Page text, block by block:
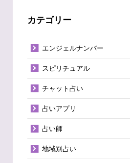
カテゴリー
エンジェルナンバー
スピリチュアル
チャット占い
占いアプリ
占い師
地域別占い